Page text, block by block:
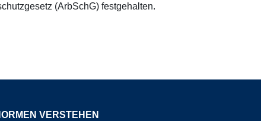
(ArbSchG) festgehalten.
VERSTEHEN